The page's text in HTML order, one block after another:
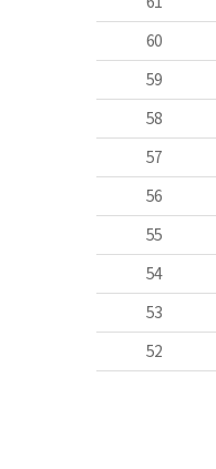
60
59
58
57
56
55
54
53
52